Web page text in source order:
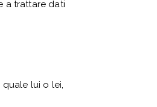
a trattare dati
lui o lei,